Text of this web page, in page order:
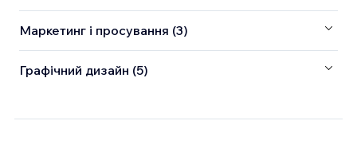
Маркетинг і просування (3)
Графічний дизайн (5)